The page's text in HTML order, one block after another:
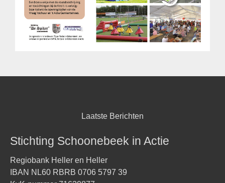
Laatste Berichten
Stichting Schoonebeek in Actie
Regiobank Heller en Heller
IBAN NL60 RBRB 0706 5797 39